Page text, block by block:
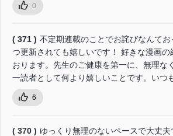
0
( 371 ) 不定期連載のことでお詫びなんて
つ更新されても嬉しいです！ 好きな漫画
おります。先生のご健康を第一に、無理な
一読者として何より嬉しいことです。いつ
6
( 370 ) ゆっくり無理のないペースで大丈